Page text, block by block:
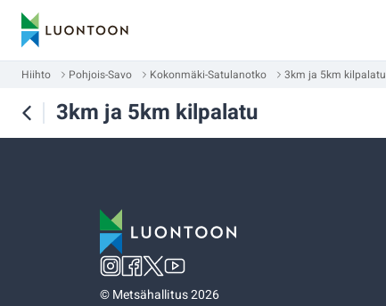
Hiihto Pohjois-Savo Kokonmäki-Satulanotko 3km ja 5km kilpalatu
3km ja 5km kilpalatu
©Metsähallitus 2026